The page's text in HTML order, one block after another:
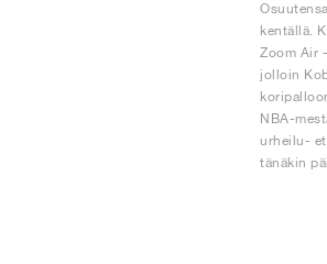
kentällä.
Zoom Air
jolloin
NBA-
urheilu-
tänäkin